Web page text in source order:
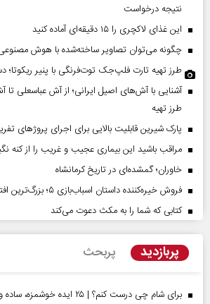
نتیجه درخواست
این غذای لاکچری را ۱۵ دقیقه‌ای آماده کنید
چگونه می‌توان تصاویر ساخته‌شده با هوش
طرز تهیه تارت فلپ‌جک توت‌فرنگی با پنیر
آشنایی با آش‌های اصیل ایرانی؛ از آش عباسعلی
طرز تهیه
پارک شیرین قابلیت‌ بالایی برای اجرای پروژهای
مراقب باشید این بیماری عجیب و غریب را از کنه
خاوران؛ گمشده‌ای در تاریخ کرمانشاه
فروش خیره‌کننده داستان اسباب‌بازی ۵؛ بزرگ‌ترین افتتاحیه سال برای پیکسار
کتابی که شما را به مکث دعوت می‌کند
پربازدید پربحث
برای شام چی درست کنم؟ | ۲۵ ایده خوشمزه، ساده و فوری برای شام امشب